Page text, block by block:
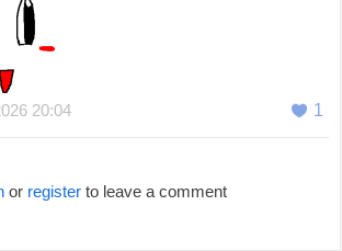
20:04 1
or registerto leave a comment